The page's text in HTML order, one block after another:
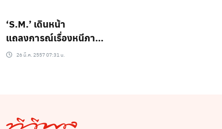
‘S.M.’ เดินหน้า
แถลงการณ์เรื่องหนีภาษี
ตอกหน้าสื่ออย่าตั้ง
26 มี.ค. 2557 07:31 น.